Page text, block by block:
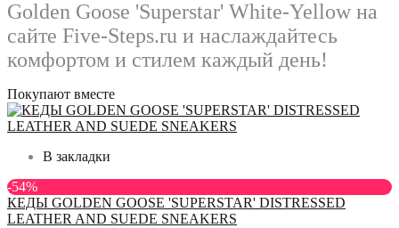
Golden Goose 'Superstar' White-Yellow на
сайте Five-Steps.ru и наслаждайтесь
комфортом и стилем каждый день!
Покупают вместе
В закладки
-54%
КЕДЫ GOLDEN GOOSE 'SUPERSTAR' DISTRESSED
LEATHER AND SUEDE SNEAKERS